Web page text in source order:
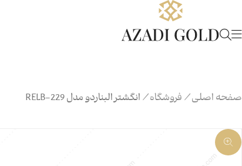
صفحه اصلی/ فروشگاه/ انگشتر البناردو مدل 229-RELB